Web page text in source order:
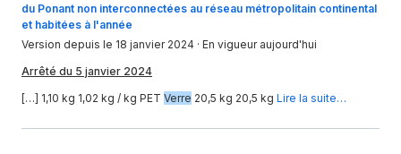
du Ponant non interconnectées au réseau métropolitain continental
et habitées à l'année
Version depuis le 18 janvier 2024 · En vigueur aujourd'hui
Arrêté du 5 janvier 2024
[…] 1,10 kg 1,02 kg / kg PET Verre 20,5 kg 20,5 kg Lire la suite…